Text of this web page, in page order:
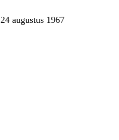
24 augustus 1967